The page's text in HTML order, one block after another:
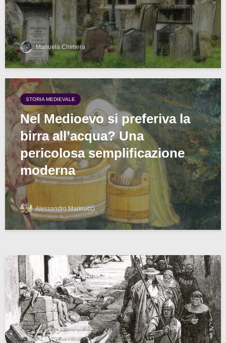
Manuela Chimera
STORIA MEDIEVALE
Nel Medioevo si preferiva la
birra all’acqua? Una
pericolosa semplificazione
moderna
Alessandro Marinucci